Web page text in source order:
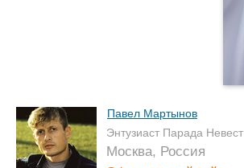
Павел Мартынов
Энтузиаст Парада Невест
Москва, Россия